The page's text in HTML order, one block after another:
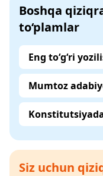
Boshqa
to‘plamlar
Eng to‘g‘ri
Mumtoz
Siz uchun